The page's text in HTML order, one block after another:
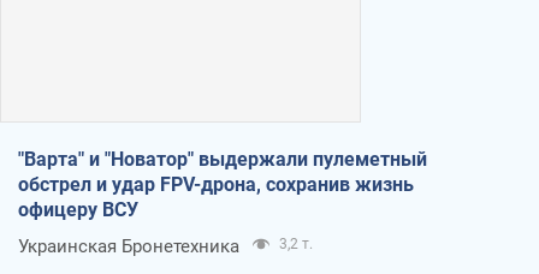
"Варта" и "Новатор" выдержали пулеметный
обстрел и удар FPV-дрона, сохранив жизнь
офицеру ВСУ
Украинская Бронетехника 3,2 т.